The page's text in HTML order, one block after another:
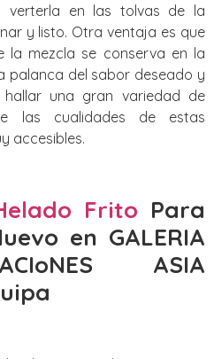
verterla en las tolvas de la
y listo. Otra ventaja es que
la mezcla se conserva en la
palanca del sabor deseado y
hallar una gran variedad de
las cualidades de estas
accesibles.
Frito Para
en GALERIA
ASIA